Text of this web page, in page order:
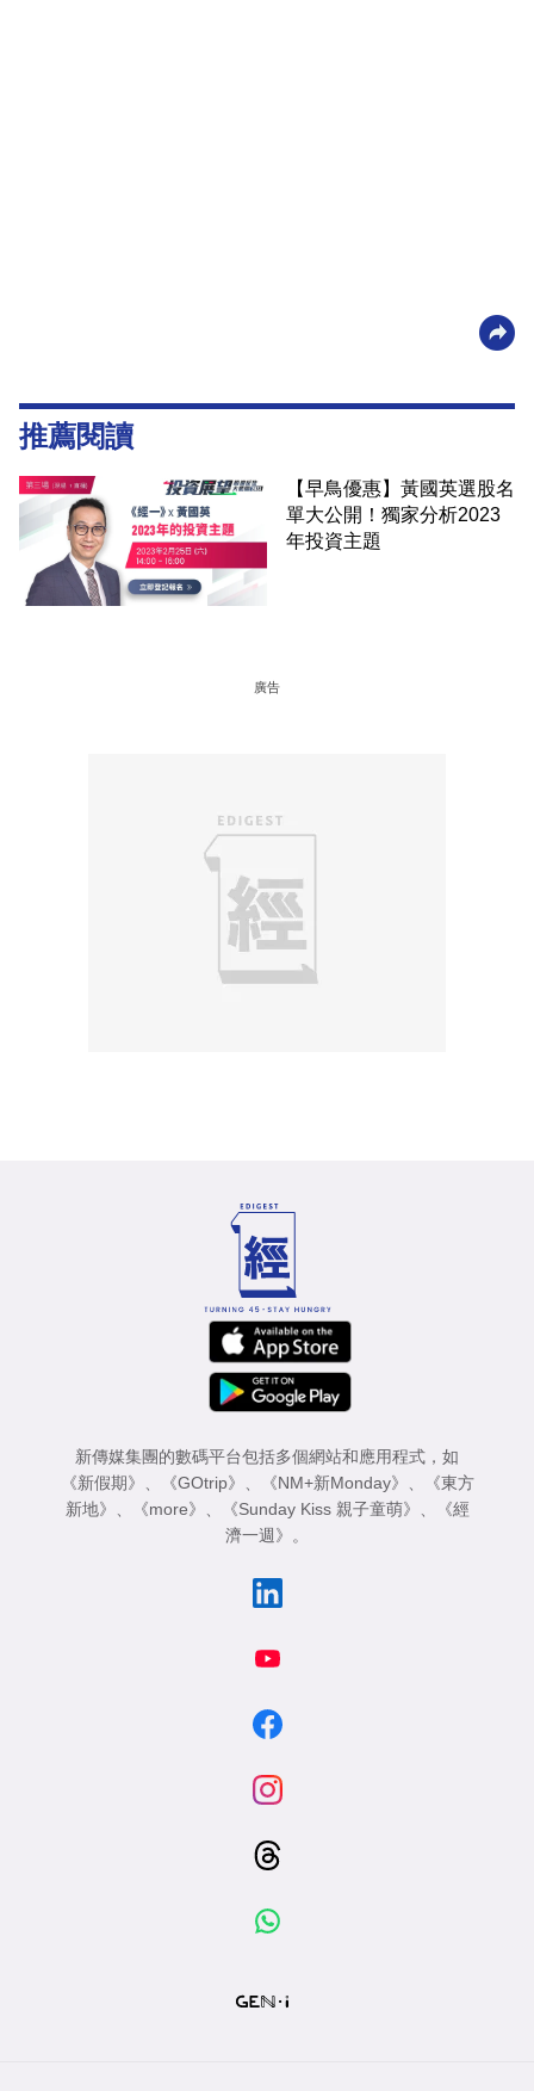
推薦閱讀
【早鳥優惠】黃國英選股名
單大公開！獨家分析2023
年投資主題
廣告
新傳媒集團的數碼平台包括多個網站和應用程式，如
《新假期》 、 《GOtrip》 、 《NM+新Monday》 、
《東方
新地》 、 《more》 、 《Sunday Kiss 親子童萌》 、
《經
濟一週》 。